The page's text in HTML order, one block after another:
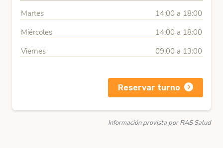
Martes
14:00 a 18:00
Miércoles
14:00 a 18:00
Viernes
09:00 a 13:00
Reservar turno
Información provista por RAS Salud